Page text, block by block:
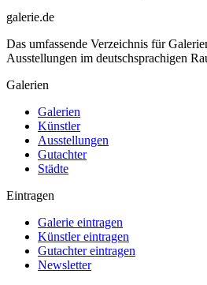
galerie.de
Das umfassende Verzeichnis für
Ausstellungen im deutschsprachigen
Galerien
Galerien
Künstler
Ausstellungen
Gutachter
Städte
Eintragen
Galerie eintragen
Künstler eintragen
Gutachter eintragen
Newsletter